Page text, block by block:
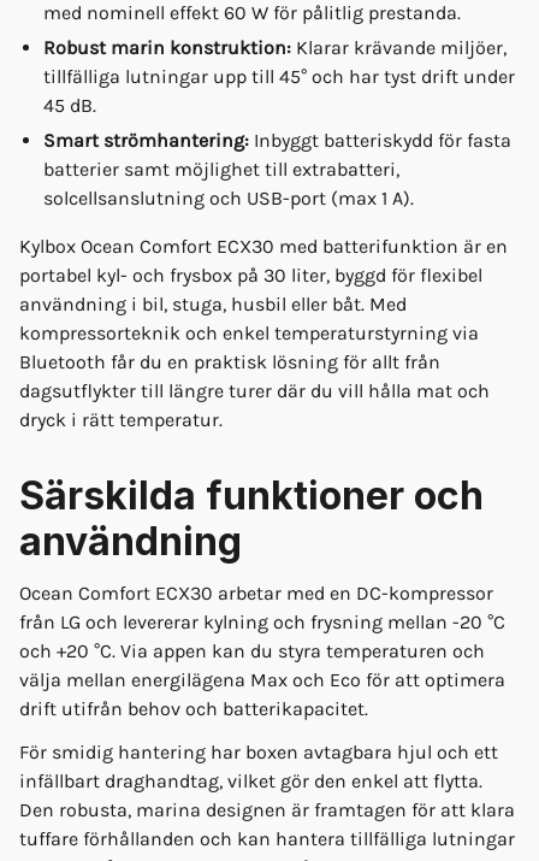
med nominell effekt 60 W för pålitlig prestanda.
Robust marin konstruktion: Klarar krävande miljöer,
tillfälliga lutningar upp till 45° och har tyst drift under
45 dB.
Smart strömhantering: Inbyggt batteriskydd för fasta
batterier samt möjlighet till extrabatteri,
solcellsanslutning och USB-port (max 1 A).
Kylbox Ocean Comfort ECX30 med batterifunktion är en
portabel kyl- och frysbox på 30 liter, byggd för flexibel
användning i bil, stuga, husbil eller båt. Med
kompressorteknik och enkel temperaturstyrning via
Bluetooth får du en praktisk lösning för allt från
dagsutflykter till längre turer där du vill hålla mat och
dryck i rätt temperatur.
Särskilda funktioner och
användning
Ocean Comfort ECX30 arbetar med en DC-kompressor
från LG och levererar kylning och frysning mellan -20 °C
och +20 °C. Via appen kan du styra temperaturen och
välja mellan energilägena Max och Eco för att optimera
drift utifrån behov och batterikapacitet.
För smidig hantering har boxen avtagbara hjul och ett
infällbart draghandtag, vilket gör den enkel att flytta.
Den robusta, marina designen är framtagen för att klara
tuffare förhållanden och kan hantera tillfälliga lutningar